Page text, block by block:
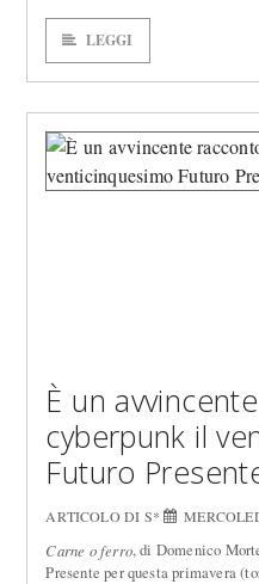
LEGGI
È un
cyberpunk il
Futuro
ARTICOLO DI S*
Carne o ferro, di Domenico
Presente per questa primavera